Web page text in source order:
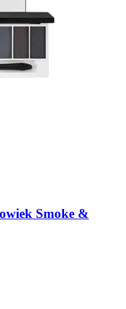
Smoke &